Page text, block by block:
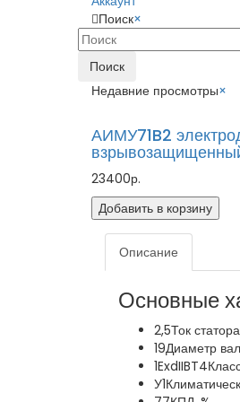
Поиск×
Поиск
Недавние просмотры×
АИМУ71B2
23400р.
Добавить в корзину
Описание
Основные
2,5Ток
19Диаметр
1ExdIIBT4
У1